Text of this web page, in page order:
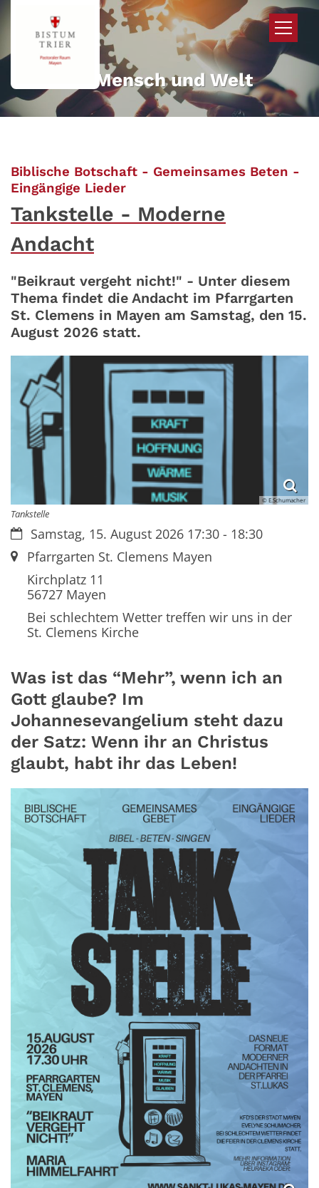
Zum Inhalt springen
Mehr für Mensch und Welt
Biblische Botschaft - Gemeinsames Beten -
Eingängige Lieder:
Tankstelle - Moderne
Andacht
"Beikraut vergeht nicht!" - Unter diesem
Thema findet die Andacht im Pfarrgarten
St. Clemens in Mayen am Samstag, den 15.
August 2026 statt.
© E.Schumacher
Tankstelle
Datum:Samstag, 15. August 2026 17:30 - 18:30
Ort:Pfarrgarten St. Clemens Mayen
Kirchplatz 11
56727 Mayen
Bei schlechtem Wetter treffen wir uns in der
St. Clemens Kirche
Was ist das “Mehr”, wenn ich an
Gott glaube? Im
Johannesevangelium steht dazu
der Satz: Wenn ihr an Christus
glaubt, habt ihr das Leben!